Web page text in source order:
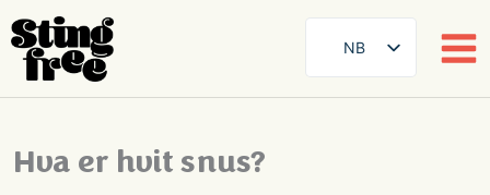
NB
Hva er hvit snus?